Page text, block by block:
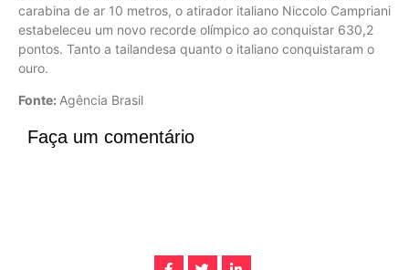
carabina de ar 10 metros, o atirador italiano Niccolo Campriani
estabeleceu um novo recorde olímpico ao conquistar 630,2
pontos. Tanto a tailandesa quanto o italiano conquistaram o
ouro.
Fonte: Agência Brasil
Faça um comentário